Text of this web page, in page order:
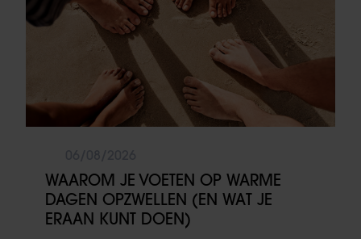
WAAROM JE VOETEN OP WARME
DAGEN OPZWELLEN (EN WAT JE
ERAAN KUNT DOEN)